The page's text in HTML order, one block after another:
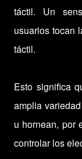
táctil. Un
usuarios tocan
táctil.
Esto significa
amplia
u hornean, por
controlar los